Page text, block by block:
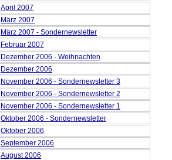
April 2007
März 2007
März 2007 - Sondernewsletter
Februar 2007
Dezember 2006 - Weihnachten
Dezember 2006
November 2006 - Sondernewsletter 3
November 2006 - Sondernewsletter 2
November 2006 - Sondernewsletter 1
Oktober 2006 - Sondernewsletter
Oktober 2006
September 2006
August 2006